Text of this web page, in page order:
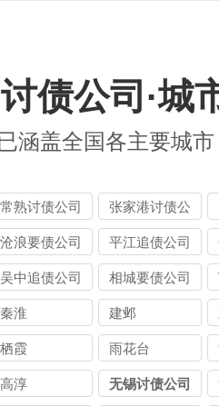
讨债公司·城
涵盖全国各主要城
常熟讨债公司
张家港讨债公
司
沧浪要债公司 平江追债公司
吴中追债公司 相城要债公司
秦淮 建邺
栖霞 雨花台
高淳 无锡讨债公司